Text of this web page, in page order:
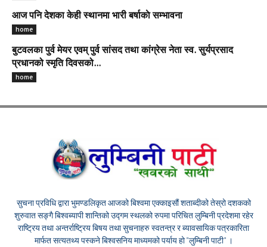
आज पनि देशका केही स्थानमा भारी बर्षाकाे सम्भावना
home
बुटवलका पुर्व मेयर एवम् पुर्व सांसद तथा कांग्रेस नेता स्व. सुर्यप्रसाद
प्रधानको स्मृति दिवसको...
home
सुचना प्रविधि द्वारा भुमण्डलिकृत आजको बिश्वमा एक्काइसौं शताब्दीको तेस्रो दशकको
शुरुवात सङ्गै बिश्वब्यापी शान्तिको उद्गम स्थलको रुपमा परिचित लुम्बिनी प्रदेशमा रहेर
राष्ट्रिय तथा अन्तर्राष्ट्रिय बिषय तथा सुचनाहरु स्वतन्त्र र ब्यावसायिक पत्रकारिता
मार्फत सत्यतथ्य पस्कने बिश्वसनिय माध्यमको पर्याय हो "लुम्बिनी पाटी" ।